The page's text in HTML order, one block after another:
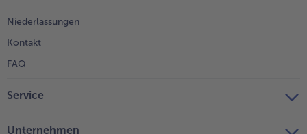
Niederlassungen
Kontakt
FAQ
Service
Unternehmen